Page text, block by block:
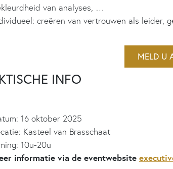
van analyses, …
creëren van vertrouwen als leider,
MELD U
INFO
16 oktober 2025
Kasteel van Brasschaat
10u-20u
informatie via de eventwebsite